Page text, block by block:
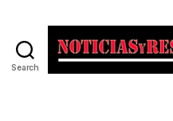
Search